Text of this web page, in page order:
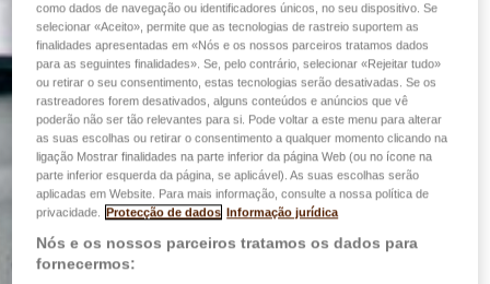
como dados de navegação ou identificadores únicos, no seu dispositivo. Se
selecionar «Aceito», permite que as tecnologias de rastreio suportem as
finalidades apresentadas em «Nós e os nossos parceiros tratamos dados
para as seguintes finalidades». Se, pelo contrário, selecionar «Rejeitar tudo»
ou retirar o seu consentimento, estas tecnologias serão desativadas. Se os
rastreadores forem desativados, alguns conteúdos e anúncios que vê
poderão não ser tão relevantes para si. Pode voltar a este menu para alterar
as suas escolhas ou retirar o consentimento a qualquer momento clicando na
ligação Mostrar finalidades na parte inferior da página Web (ou no ícone na
parte inferior esquerda da página, se aplicável). As suas escolhas serão
aplicadas em Website. Para mais informação, consulte a nossa política de
privacidade.
Protecção de dados Informação jurídica
Nós e os nossos parceiros tratamos os dados para
fornecermos: